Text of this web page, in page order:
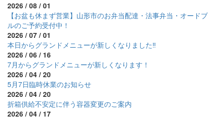
2026 / 08 / 01
【お盆も休まず営業】山形市のお弁当配達・法事弁当・オードブ
ルのご予約受付中！
2026 / 07 / 01
本日からグランドメニューが新しくなりました‼
2026 / 06 / 16
7月からグランドメニューが新しくなります！
2026 / 04 / 20
5月7日臨時休業のお知らせ
2026 / 04 / 20
折箱供給不安定に伴う容器変更のご案内
2026 / 04 / 17